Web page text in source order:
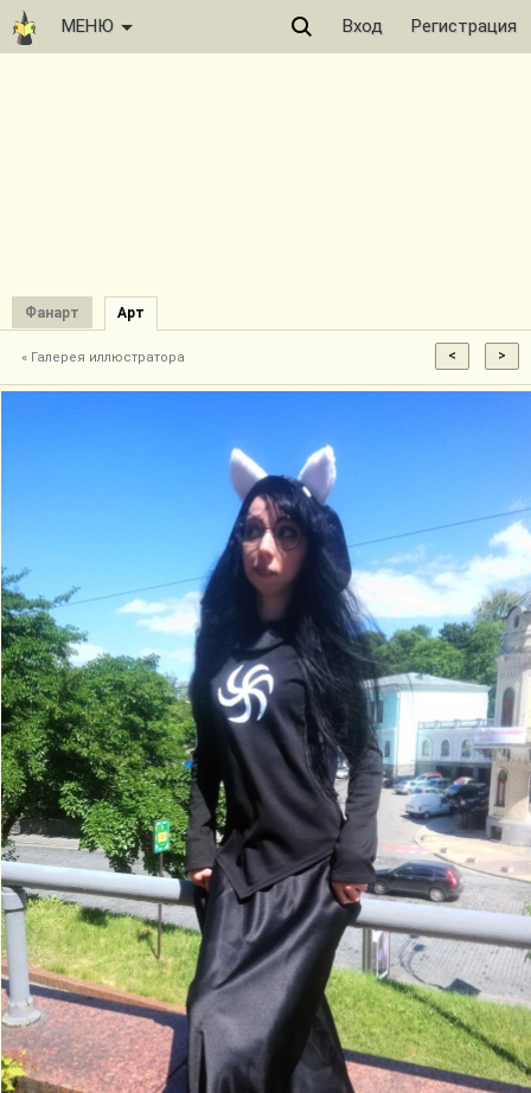
МЕНЮ Вход Регистрация
Фанарт Арт
« Галерея иллюстратора